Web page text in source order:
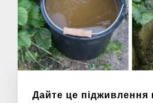
Дайте це підживлення